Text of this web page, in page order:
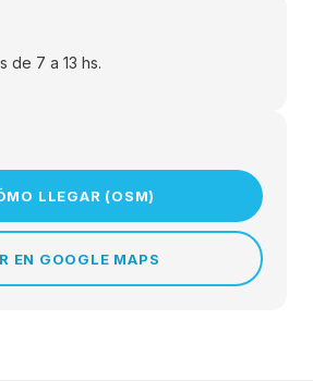
Deliverante
de 7 a 13 hs.
LLEGAR (OSM)
EN GOOGLE MAPS